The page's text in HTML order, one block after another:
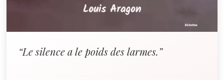
“Le silence a le poids des larmes.”